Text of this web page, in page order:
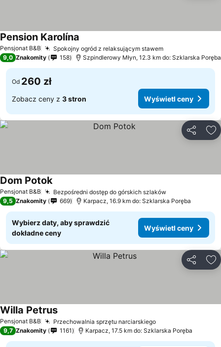
Pensjonat B&B Spokojny ogród z relaksującym stawem
Pension Karolína
9,0 Znakomity 158 Szpindlerowy Młyn, 12.3 km do: Szklarska Poręba
Od 260 zł
Zobacz ceny z 3 stron Wyświetl ceny
Pensjonat B&B Bezpośredni dostęp do górskich szlaków
Dom Potok
9,5 Znakomity 669 Karpacz, 16.9 km do: Szklarska Poręba
Wybierz daty, aby sprawdzić
dokładne ceny
Wyświetl ceny
Pensjonat B&B Przechowalnia sprzętu narciarskiego
Willa Petrus
9,7 Znakomity 1161 Karpacz, 17.5 km do: Szklarska Poręba